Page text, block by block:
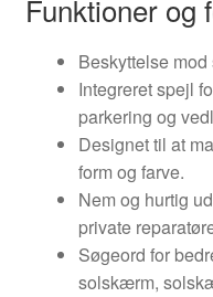
Funktioner og
Beskyttelse
Integreret spejl
parkering og
Designet til at
form og farve.
Nem og hurtig
private
Søgeord for
solskærm,